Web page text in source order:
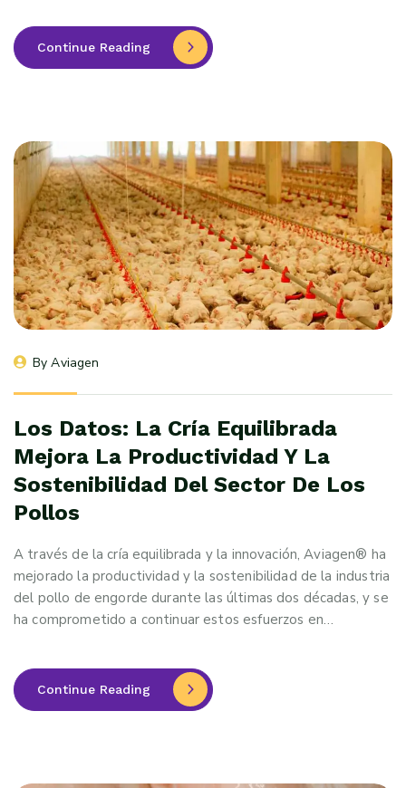
Continue Reading
By Aviagen
Los Datos: La Cría Equilibrada
Mejora La Productividad Y La
Sostenibilidad Del Sector De Los
Pollos
A través de la cría equilibrada y la innovación, Aviagen® ha
mejorado la productividad y la sostenibilidad de la industria
del pollo de engorde durante las últimas dos décadas, y se
ha comprometido a continuar estos esfuerzos en…
Continue Reading